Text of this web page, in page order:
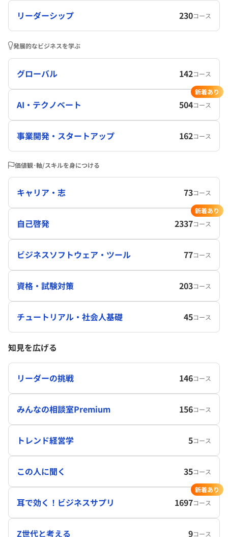
リーダーシップ 230コース
発展的なビジネスを学ぶ
グローバル 142コース
AI・テクノベート 504コース
新着あり
事業開発・スタートアップ 162コース
価値観･軸/スキルを身につける
キャリア・志 73コース
自己啓発 2337コース
新着あり
ビジネスソフトウェア・ツール 77コース
資格・試験対策 203コース
チュートリアル・社会人基礎 45コース
知見を広げる
リーダーの挑戦 146コース
みんなの相談室Premium 156コース
トレンド経営学 5コース
この人に聞く 35コース
耳で効く！ビジネスサプリ 1697コース
新着あり
Z世代と考える 9コース